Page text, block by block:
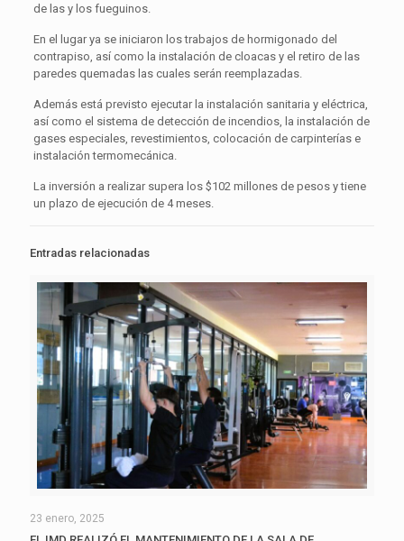
de las y los fueguinos.
En el lugar ya se iniciaron los trabajos de hormigonado del
contrapiso, así como la instalación de cloacas y el retiro de las
paredes quemadas las cuales serán reemplazadas.
Además está previsto ejecutar la instalación sanitaria y eléctrica,
así como el sistema de detección de incendios, la instalación de
gases especiales, revestimientos, colocación de carpinterías e
instalación termomecánica.
La inversión a realizar supera los $102 millones de pesos y tiene
un plazo de ejecución de 4 meses.
Entradas relacionadas
23 enero, 2025